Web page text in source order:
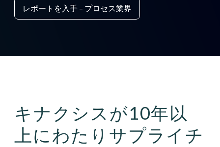
レポートを入手 – プロセス業界
キナクシスが10年以
上にわたりサプライチ